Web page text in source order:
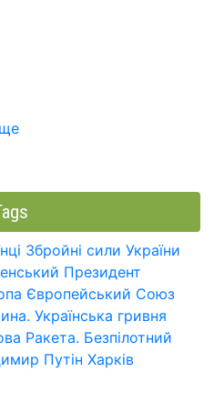
Збройні сили України
Президент
Європейський Союз
Українська гривня
Ракета. Безпілотний
Путін Харків